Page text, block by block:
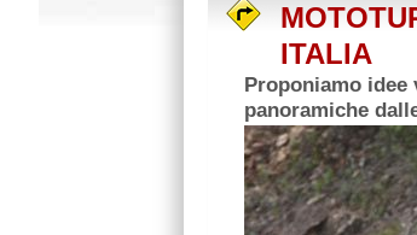
ITALIA
Proponiamo
panoramiche